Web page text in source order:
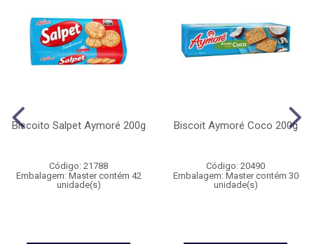
Biscoito Salpet Aymoré 200g
Código: 21788
Embalagem: Master contém 42
unidade(s)
Biscoit Aymoré Coco 200g
Código: 20490
Embalagem: Master contém 30
unidade(s)